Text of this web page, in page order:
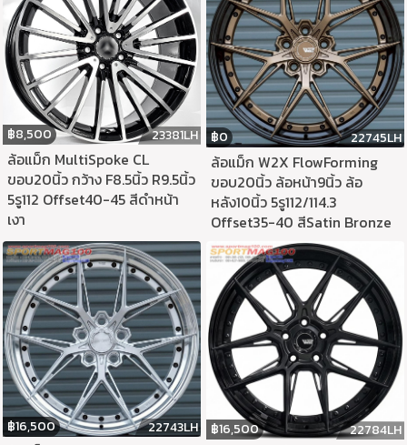
฿8,500 23381LH
ล้อแม็ก MultiSpoke CL
ขอบ20นิ้ว กว้าง F8.5นิ้ว R9.5นิ้ว
5รู112 Offset40-45 สีดำหน้า
เงา
฿0 22745LH
ล้อแม็ก W2X FlowForming
ขอบ20นิ้ว ล้อหน้า9นิ้ว ล้อ
หลัง10นิ้ว 5รู112/114.3
Offset35-40 สีSatin Bronze
฿16,500 22743LH ฿16,500 22784LH